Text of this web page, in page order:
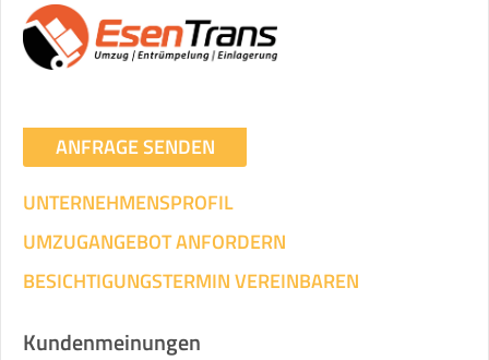
ANFRAGE SENDEN
UNTERNEHMENSPROFIL
UMZUGANGEBOT ANFORDERN
BESICHTIGUNGSTERMIN VEREINBAREN
Kundenmeinungen